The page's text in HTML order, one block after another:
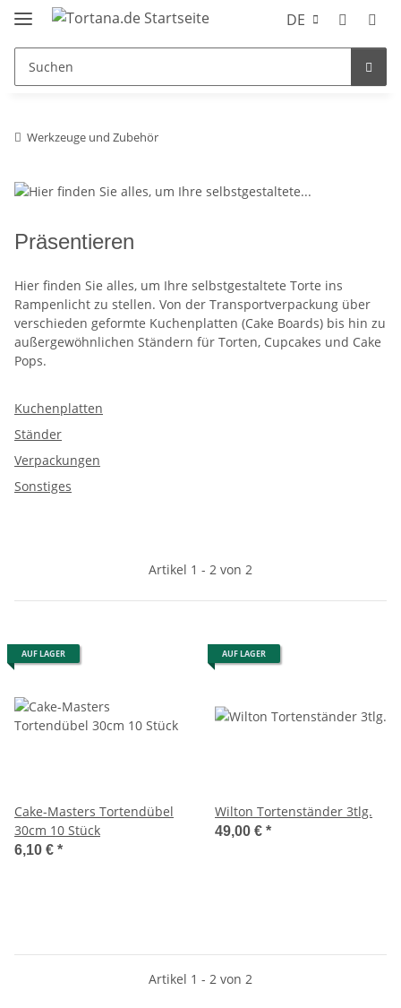
DE
Werkzeuge und Zubehör
Präsentieren
Hier finden Sie alles, um Ihre selbstgestaltete Torte ins
Rampenlicht zu stellen. Von der Transportverpackung über
verschieden geformte Kuchenplatten (Cake Boards) bis hin zu
außergewöhnlichen Ständern für Torten, Cupcakes und Cake
Pops.
Kuchenplatten
Ständer
Verpackungen
Sonstiges
Artikel 1 - 2 von 2
AUF LAGER
Cake-Masters Tortendübel
30cm 10 Stück
6,10 € *
AUF LAGER
Wilton Tortenständer 3tlg.
49,00 € *
Artikel 1 - 2 von 2